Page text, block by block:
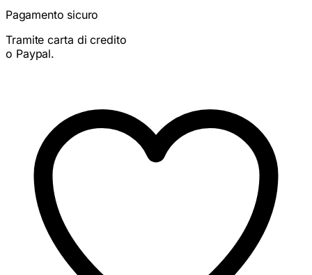
Pagamento sicuro
Tramite carta di credito
o Paypal.